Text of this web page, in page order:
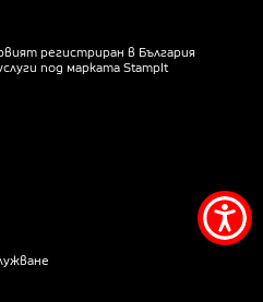
регистриран в България
под марката StampIt